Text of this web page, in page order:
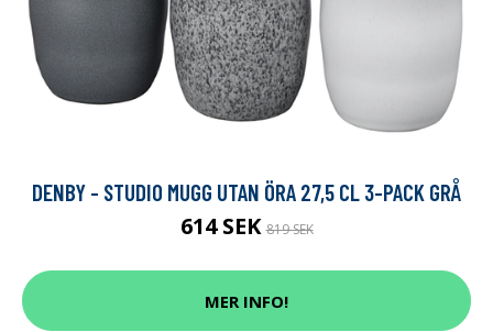
DENBY - STUDIO MUGG UTAN ÖRA 27,5 CL 3-PACK GRÅ
614 SEK819 SEK
MER INFO!